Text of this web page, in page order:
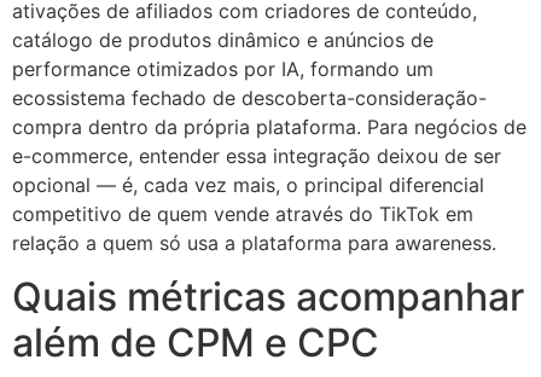
ativações de afiliados com criadores de conteúdo,
catálogo de produtos dinâmico e anúncios de
performance otimizados por IA, formando um
ecossistema fechado de descoberta-consideração-
compra dentro da própria plataforma. Para negócios de
e-commerce, entender essa integração deixou de ser
opcional — é, cada vez mais, o principal diferencial
competitivo de quem vende através do TikTok em
relação a quem só usa a plataforma para awareness.
Quais métricas acompanhar
além de CPM e CPC